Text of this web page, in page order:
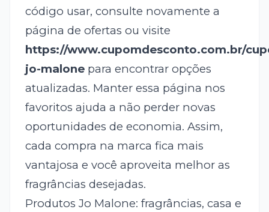
código usar, consulte novamente a
página de ofertas ou visite
https://www.cupomdesconto.com.br/
jo-malonepara encontrar opções
atualizadas. Manter essa página nos
favoritos ajuda a não perder novas
oportunidades de economia. Assim,
cada compra na marca fica mais
vantajosa e você aproveita melhor as
fragrâncias desejadas.
Produtos Jo Malone: fragrâncias, casa e